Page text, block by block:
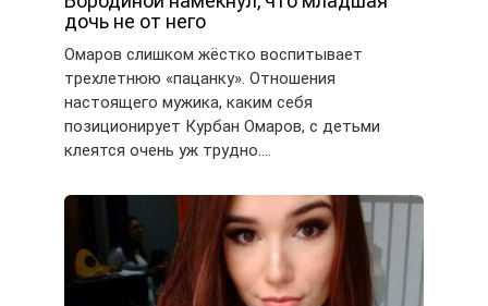
дочь не от него
Омаров слишком жёстко воспитывает
трехлетнюю «пацанку». Отношения
настоящего мужика, каким себя
позиционирует Курбан Омаров, с детьми
клеятся очень уж трудно….